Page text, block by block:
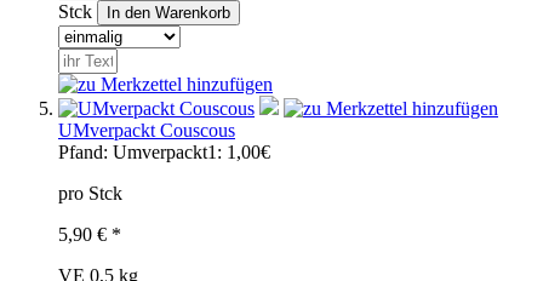
Stck
UMverpackt Couscous
Pfand: Umverpackt1: 1,00€
pro Stck
5,90 € *
VE 0,5 kg